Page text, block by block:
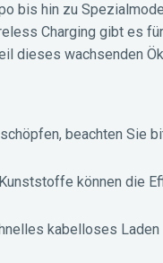
bis hin zu
Charging gibt es
dieses wachsenden
beachten Sie
können die
kabelloses